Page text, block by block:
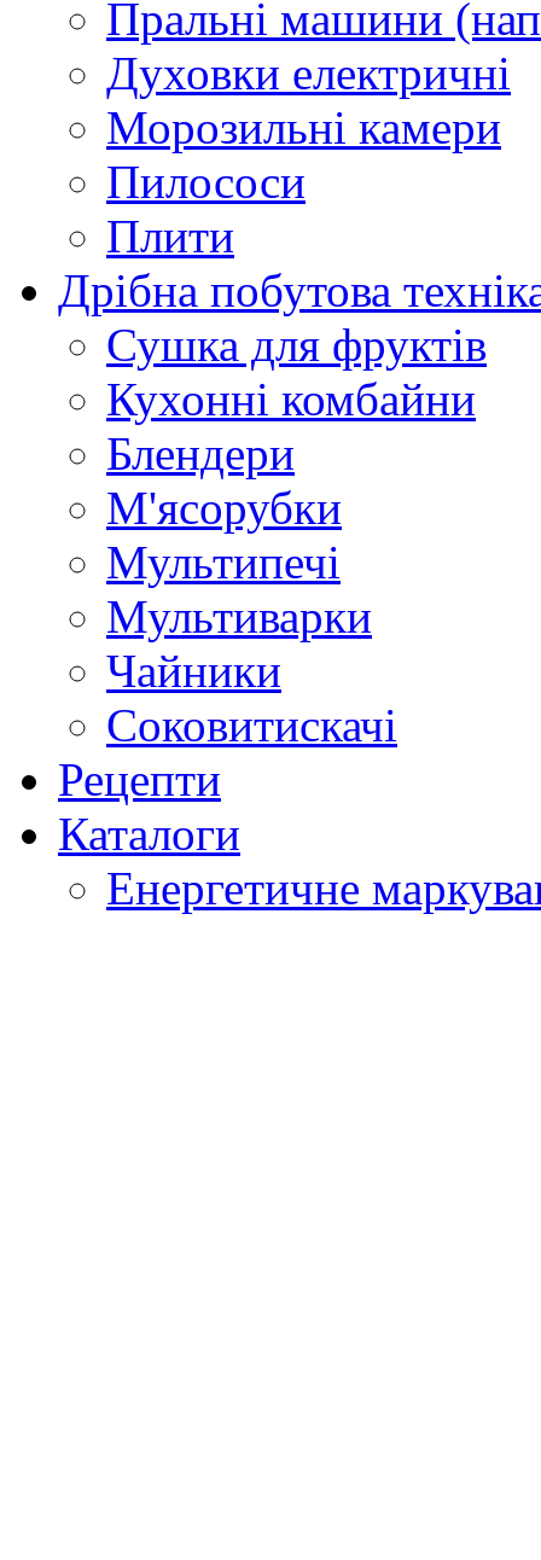
Пральні машини
Духовки електричні
Морозильні камери
Пилососи
Плити
Дрібна побутова
Сушка для фруктів
Кухонні комбайни
Блендери
М'ясорубки
Мультипечі
Мультиварки
Чайники
Соковитискачі
Рецепти
Каталоги
Енергетичне